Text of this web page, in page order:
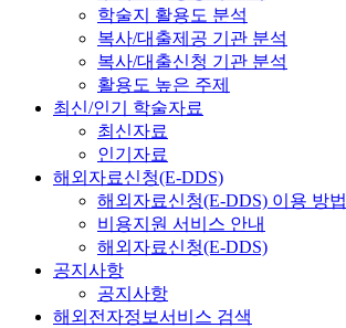
학술지 활용도 분석
복사/대출제공 기관 분석
복사/대출신청 기관 분석
활용도 높은 주제
최신/인기 학술자료
최신자료
인기자료
해외자료신청(E-DDS)
해외자료신청(E-DDS) 이용 방법
비용지원 서비스 안내
해외자료신청(E-DDS)
공지사항
공지사항
해외전자정보서비스 검색